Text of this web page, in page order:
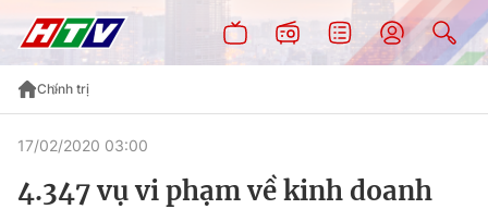
Chính trị
17/02/2020 03:00
4.347 vụ vi phạm về kinh doanh